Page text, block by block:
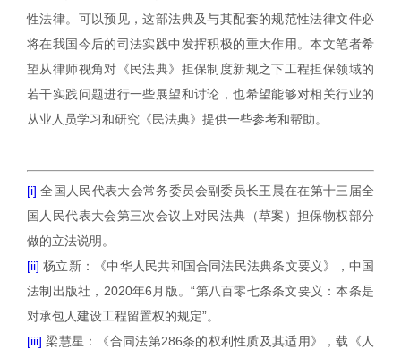
性法律。可以预见，这部法典及与其配套的规范性法律文件必
将在我国今后的司法实践中发挥积极的重大作用。本文笔者希
望从律师视角对《民法典》担保制度新规之下工程担保领域的
若干实践问题进行一些展望和讨论，也希望能够对相关行业的
从业人员学习和研究《民法典》提供一些参考和帮助。
[i] 全国人民代表大会常务委员会副委员长王晨在在第十三届全
国人民代表大会第三次会议上对民法典（草案）担保物权部分
做的立法说明。
[ii] 杨立新：《中华人民共和国合同法民法典条文要义》，中国
法制出版社， 2020年6 月版。“第八百零七条条文要义：本条是
对承包人建设工程留置权的规定”。
[iii] 梁慧星：《合同法第286条的权利性质及其适用》，载《人